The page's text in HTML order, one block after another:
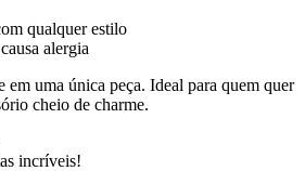
qualquer estilo
alergia
em uma única peça. Ideal para quem quer
cheio de charme.
incríveis!